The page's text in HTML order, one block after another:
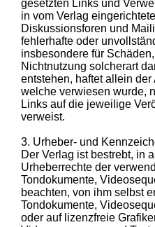
gesetzten Links und
in vom Verlag
Diskussionsforen und
fehlerhafte oder
insbesondere für
Nichtnutzung solcherart
entstehen, haftet allein
welche verwiesen wurde,
Links auf die jeweilige
verweist.
3. Urheber- und
Der Verlag ist bestrebt, in
Urheberrechte der
Tondokumente,
beachten, von ihm selbst
Tondokumente,
oder auf lizenzfreie